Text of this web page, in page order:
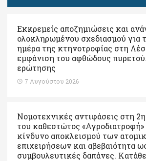
Εκκρεμείς αποζημιώσεις και
ολοκληρωμένου σχεδιασμού για
ημέρα της κτηνοτροφίας στη
εμφάνιση του αφθώδους
ερώτησης
7 Αυγούστου 2026
Νομοτεχνικές αντιφάσεις στη
του καθεστώτος
κίνδυνο αποκλεισμού των
επιχειρήσεων και αβεβαιότητα
συμβουλευτικές δαπάνες.